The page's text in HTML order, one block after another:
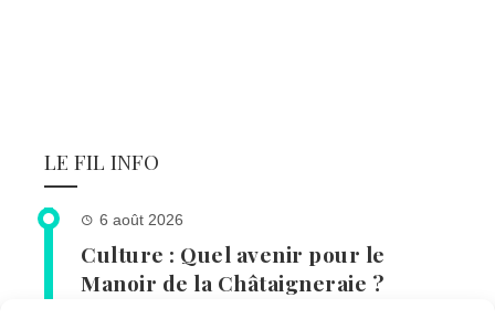
LE FIL INFO
6 août 2026
Culture : Quel avenir pour le
Manoir de la Châtaigneraie ?